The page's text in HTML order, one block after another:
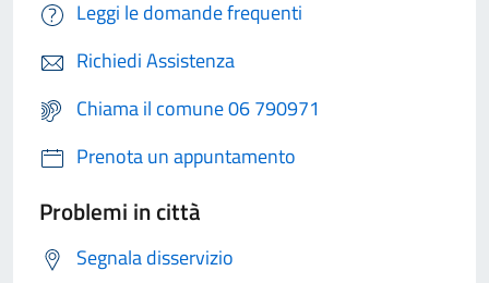
Leggi le domande frequenti
Richiedi Assistenza
Chiama il comune 06 790971
Prenota un appuntamento
Problemi in città
Segnala disservizio